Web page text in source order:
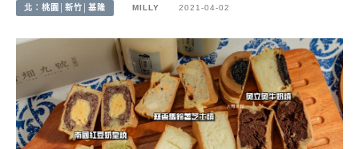
北：桃園│新竹│基隆 MILLY 2021-04-02